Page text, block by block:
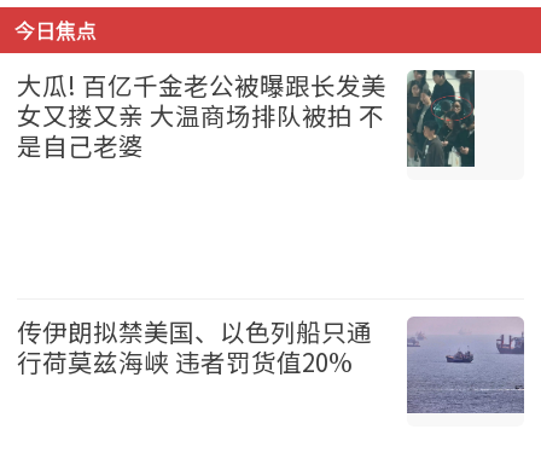
今日焦点
大瓜! 百亿千金老公被曝跟长发美
女又搂又亲 大温商场排队被拍 不
是自己老婆
传伊朗拟禁美国、以色列船只通
行荷莫兹海峡 违者罚货值20%